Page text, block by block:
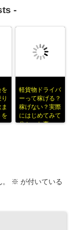
-
を
を
軽貨物ドライバ
ーって稼げる？
稼げない？実際
にはじめてみて
分かった事
※ が付いている